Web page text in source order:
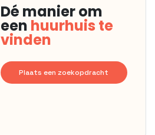
Dé manier om
een huurhuis te
vinden
Plaats een zoekopdracht